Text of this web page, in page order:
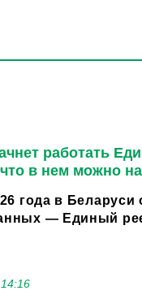
работать
в нем можно
года в
— Единый